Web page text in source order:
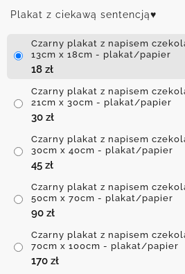
Plakat z ciekawą sentencją♥
Czarny plakat z napisem
13cm x 18cm - plakat/papier
18 zł
Czarny plakat z napisem
21cm x 30cm - plakat/papier
30 zł
Czarny plakat z napisem
30cm x 40cm - plakat/papier
45 zł
Czarny plakat z napisem
50cm x 70cm - plakat/papier
90 zł
Czarny plakat z napisem
70cm x 100cm - plakat/papier
170 zł